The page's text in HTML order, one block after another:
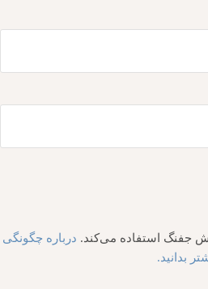
جفنگ استفاده می‌کند. درباره چگونگی
بدانید.